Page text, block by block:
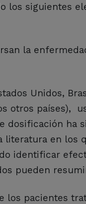
los siguientes
la
Unidos,
otros países),
dosificación ha
literatura en los
identificar
pueden
los pacientes